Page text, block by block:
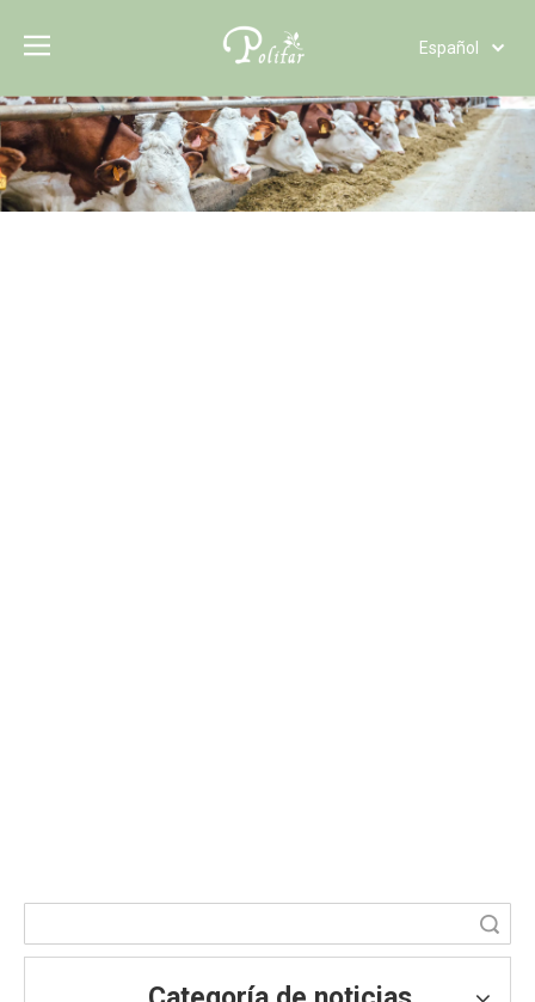
Español
Polski
Tiếng Việt
Italiano
Deutsch